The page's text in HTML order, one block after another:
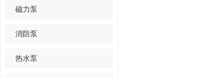
磁力泵
消防泵
热水泵